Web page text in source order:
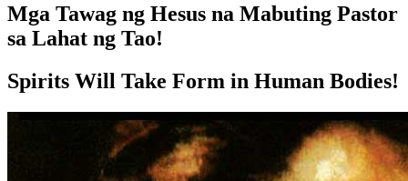
Mga Tawag ng Hesus na Mabuting Pastor
sa Lahat ng Tao!
Spirits Will Take Form in Human Bodies!